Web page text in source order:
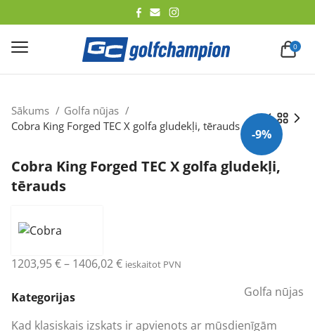
0
-9%
Sākums
Golfa nūjas
Cobra King Forged TEC X golfa gludekļi, tērauds
Cobra King Forged TEC X golfa gludekļi,
tērauds
1203,95€– 1406,02€Price
ieskaitot PVN
Kategorijas Golfa nūjas
Kad klasiskais izskats ir apvienots ar mūsdienīgām